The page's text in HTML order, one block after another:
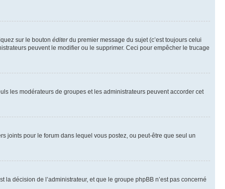
sur le bouton éditerdu premier message du sujet (c’est toujours celui
peuvent le modifier ou le supprimer. Ceci pour empêcher le trucage
les modérateurs de groupes et les administrateurs peuvent accorder cet
joints pour le forum dans lequel vous postez, ou peut-être que seul un
décision de l’administrateur, et que le groupe phpBB n’est pas concerné